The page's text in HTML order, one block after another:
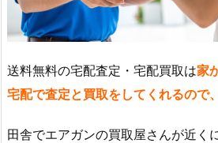
送料無料の宅配査定・宅配買取は家
宅配で査定と買取をしてくれるので
田舎でエアガンの買取屋さんが近く